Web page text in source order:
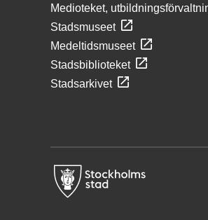
Medioteket,
Stadsmuseet
Medeltidsmuseet
Stadsbiblioteket
Stadsarkivet